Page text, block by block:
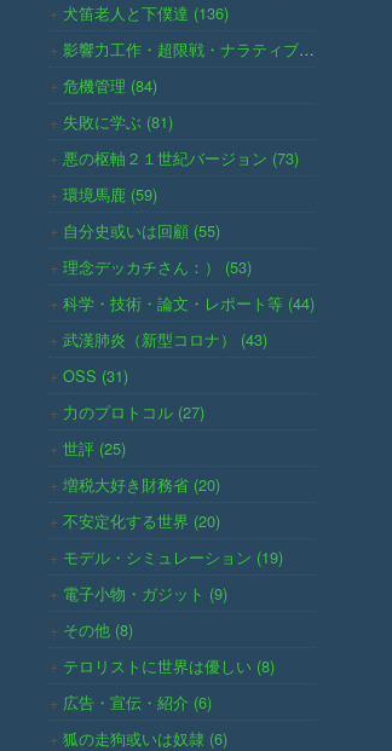
犬笛老人と下僕達 (136)
影響力工作・超限戦・ナラティブ等 (111)
危機管理 (84)
失敗に学ぶ (81)
悪の枢軸２１世紀バージョン (73)
環境馬鹿 (59)
自分史或いは回顧 (55)
理念デッカチさん：） (53)
科学・技術・論文・レポート等 (44)
武漢肺炎（新型コロナ） (43)
OSS (31)
力のプロトコル (27)
世評 (25)
増税大好き財務省 (20)
不安定化する世界 (20)
モデル・シミュレーション (19)
電子小物・ガジット (9)
その他 (8)
テロリストに世界は優しい (8)
広告・宣伝・紹介 (6)
狐の走狗或いは奴隷 (6)